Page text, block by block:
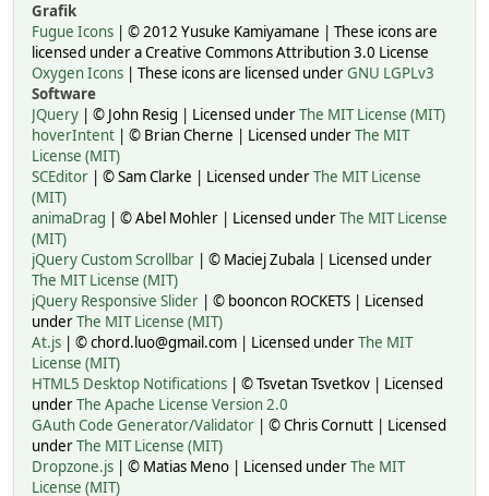
Grafik
Fugue Icons | © 2012 Yusuke Kamiyamane | These icons are
licensed under a Creative Commons Attribution 3.0 License
Oxygen Icons | These icons are licensed underGNU LGPLv3
Software
JQuery | © John Resig | Licensed underThe MIT License (MIT)
hoverIntent | © Brian Cherne | Licensed underThe MIT
License (MIT)
SCEditor | © Sam Clarke | Licensed underThe MIT License
(MIT)
animaDrag | © Abel Mohler | Licensed underThe MIT License
(MIT)
jQuery Custom Scrollbar | © Maciej Zubala | Licensed under
The MIT License (MIT)
jQuery Responsive Slider | © booncon ROCKETS | Licensed
underThe MIT License (MIT)
At.js | © chord.luo@gmail.com | Licensed underThe MIT
License (MIT)
HTML5 Desktop Notifications | © Tsvetan Tsvetkov | Licensed
underThe Apache License Version 2.0
GAuth Code Generator/Validator | © Chris Cornutt | Licensed
underThe MIT License (MIT)
Dropzone.js | © Matias Meno | Licensed underThe MIT
License (MIT)